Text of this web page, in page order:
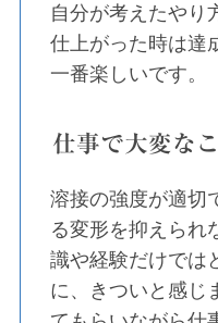
自分が考えたやり
仕上がった時は達
一番楽しいです。
仕事で大変な
溶接の強度が適切
る変形を抑えられ
識や経験だけでは
に、きついと感じ